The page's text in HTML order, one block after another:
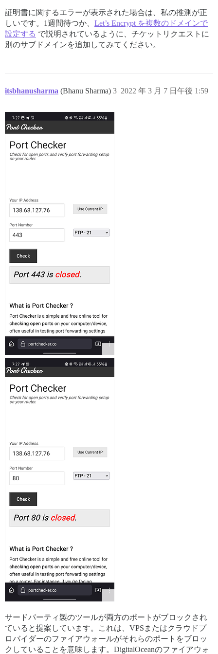
証明書に関するエラーが表示された場合は、私の推測が正
しいです。1週間待つか、 Let’s Encrypt を複数のドメインで
設定する で説明されているように、チケットリクエストに
別のサブドメインを追加してみてください。
itsbhanusharma (Bhanu Sharma) 2022 年 3 月 7 日午後 1:59
3
サードパーティ製のツールが両方のポートがブロックされ
ていると提案しています。これは、VPSまたはクラウドプ
ロバイダーのファイアウォールがそれらのポートをブロッ
クしていることを意味します。DigitalOceanのファイアウォ